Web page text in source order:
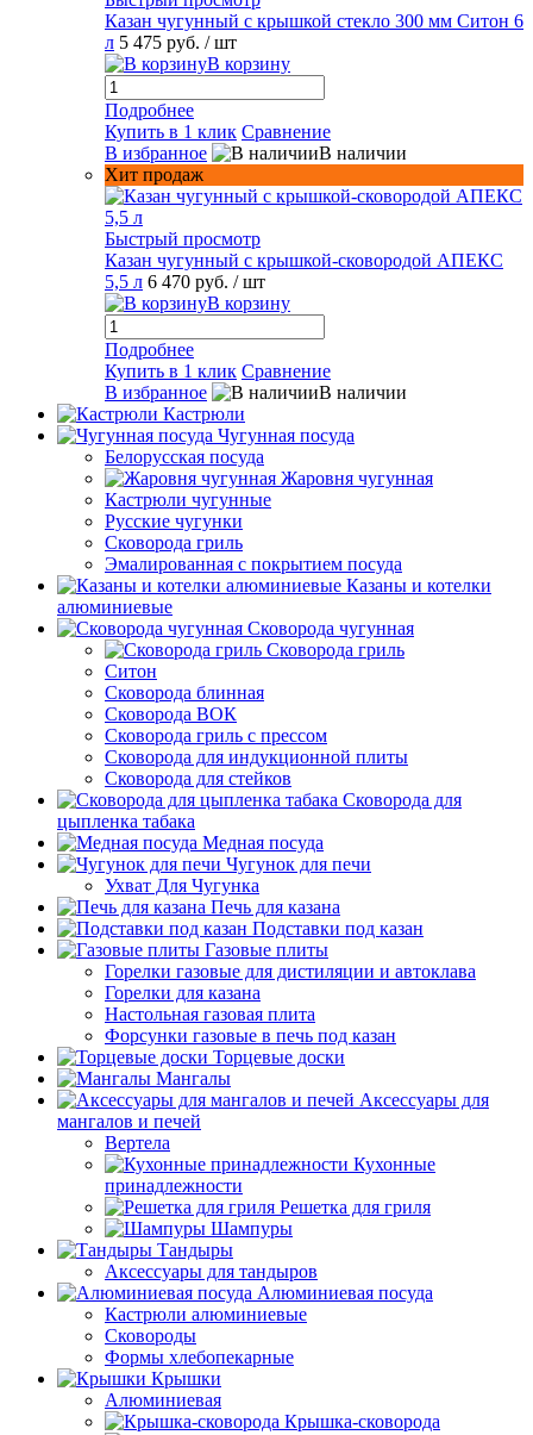
Казан чугунный с крышкой стекло 300 мм Ситон 6
л 5 475 руб. / шт
В корзину
Подробнее
Купить в 1 клик Сравнение
В избранное
В наличии
Хит продаж
Быстрый просмотр
Казан чугунный с крышкой-сковородой АПЕКС
5,5 л 6 470 руб. / шт
В корзину
Подробнее
Купить в 1 клик Сравнение
В избранное
В наличии
Кастрюли
Чугунная посуда
Белорусская посуда
Жаровня чугунная
Кастрюли чугунные
Русские чугунки
Сковорода гриль
Эмалированная с покрытием посуда
Казаны и котелки
алюминиевые
Сковорода чугунная
Сковорода гриль
Ситон
Сковорода блинная
Сковорода ВОК
Сковорода гриль с прессом
Сковорода для индукционной плиты
Сковорода для стейков
Сковорода для
цыпленка табака
Медная посуда
Чугунок для печи
Ухват Для Чугунка
Печь для казана
Подставки под казан
Газовые плиты
Горелки газовые для дистиляции и автоклава
Горелки для казана
Настольная газовая плита
Форсунки газовые в печь под казан
Торцевые доски
Мангалы
Аксессуары для
мангалов и печей
Вертела
Кухонные
принадлежности
Решетка для гриля
Шампуры
Тандыры
Аксессуары для тандыров
Алюминиевая посуда
Кастрюли алюминиевые
Сковороды
Формы хлебопекарные
Крышки
Алюминиевая
Крышка-сковорода